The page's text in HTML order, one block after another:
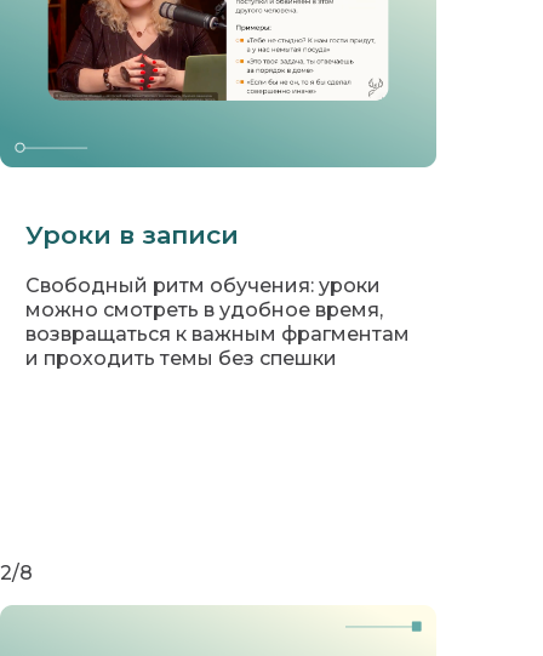
Уроки в записи
Свободный ритм обучения: уроки
можно смотреть в удобное время,
возвращаться к важным фрагментам
и проходить темы без спешки
2/8